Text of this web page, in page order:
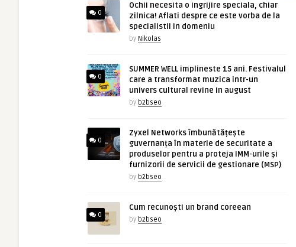
0
Ochii necesita o ingrijire speciala, chiar
zilnica! Aflati despre ce este vorba de la
specialistii in domeniu
by Nikolas
0
SUMMER WELL implineste 15 ani. Festivalul
care a transformat muzica intr-un
univers cultural revine in august
by b2bseo
0
Zyxel Networks îmbunătățește
guvernanța în materie de securitate a
produselor pentru a proteja IMM-urile și
furnizorii de servicii de gestionare (MSP)
by b2bseo
0
Cum recunoști un brand coreean
by b2bseo